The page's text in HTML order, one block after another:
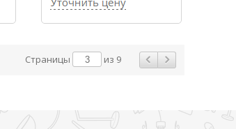
Страницы из 9